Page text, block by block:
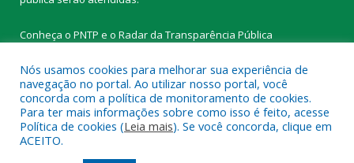
Conheça o PNTP e o Radar da Transparência Pública
Todos os direitos reservados a Prefeitura Municipal de
Tracuateua.
Nós usamos cookies para melhorar sua experiência de
navegação no portal. Ao utilizar nosso portal, você
concorda com a política de monitoramento de cookies.
Para ter mais informações sobre como isso é feito, acesse
Política de cookies (Leia mais). Se você concorda, clique em
ACEITO.